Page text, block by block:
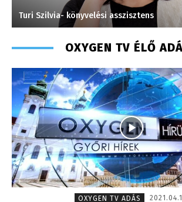
Turi Szilvia- könyvelési asszisztens
OXYGEN TV ÉLŐ
OXYGEN TV ADÁS